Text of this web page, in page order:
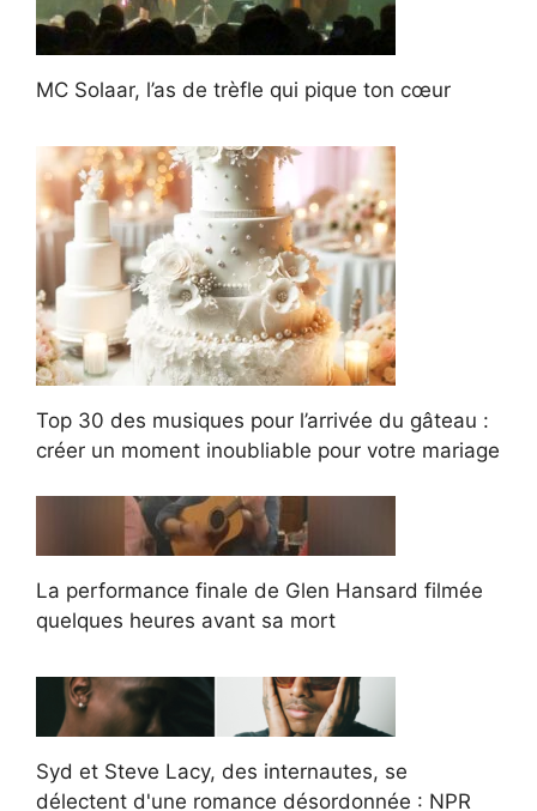
MC Solaar, l’as de trèfle qui pique ton cœur
Top 30 des musiques pour l’arrivée du gâteau :
créer un moment inoubliable pour votre mariage
La performance finale de Glen Hansard filmée
quelques heures avant sa mort
Syd et Steve Lacy, des internautes, se
délectent d'une romance désordonnée : NPR